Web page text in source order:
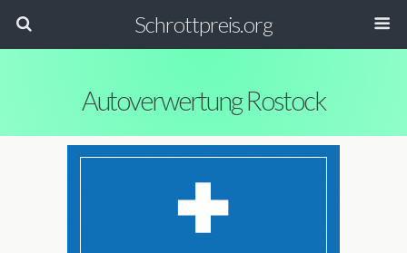
Schrottpreis.org
Autoverwertung Rostock